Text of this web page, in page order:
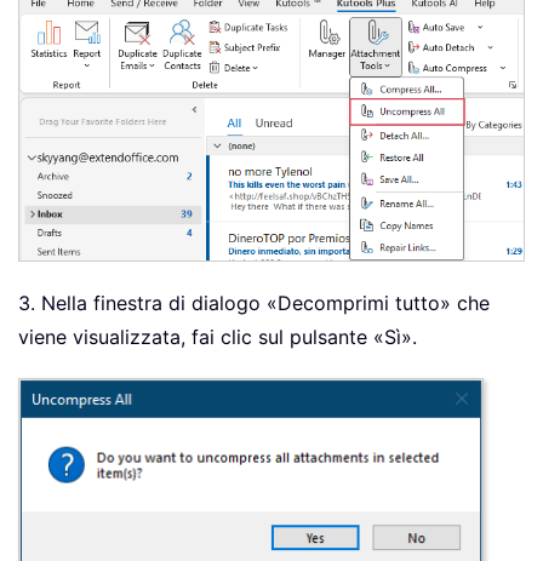
3. Nella finestra di dialogo «Decomprimi tutto» che
viene visualizzata, fai clic sul pulsante «Sì».